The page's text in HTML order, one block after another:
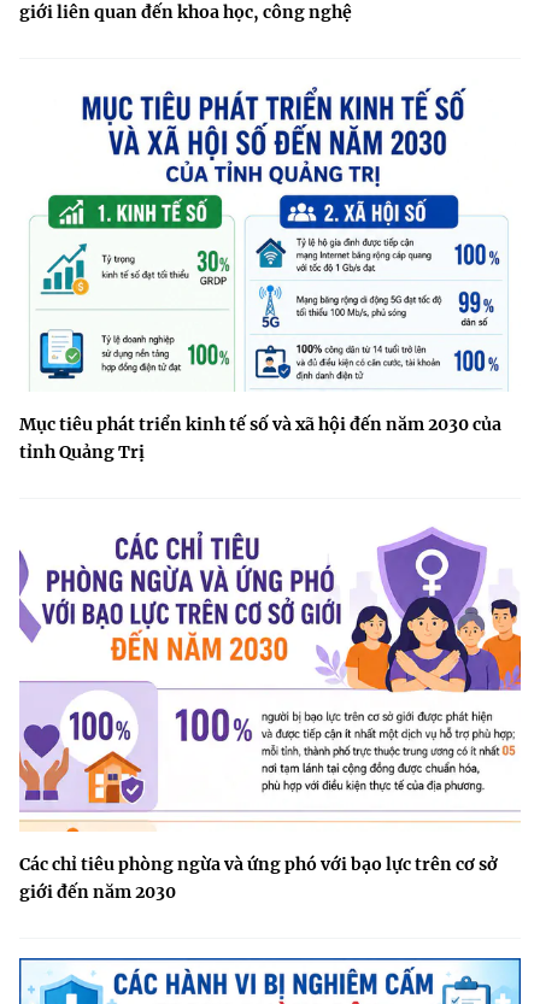
giới liên quan đến khoa học, công nghệ
Mục tiêu phát triển kinh tế số và xã hội đến năm 2030 của
tỉnh Quảng Trị
Các chỉ tiêu phòng ngừa và ứng phó với bạo lực trên cơ sở
giới đến năm 2030